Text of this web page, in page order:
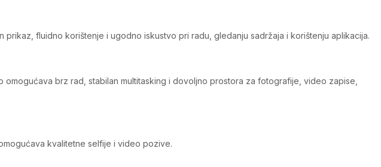
prikaz, fluidno korištenje i ugodno iskustvo pri radu, gledanju sadržaja i korištenju aplikacija.
omogućava brz rad, stabilan multitasking i dovoljno prostora za fotografije, video zapise,
kvalitetne selfije i video pozive.